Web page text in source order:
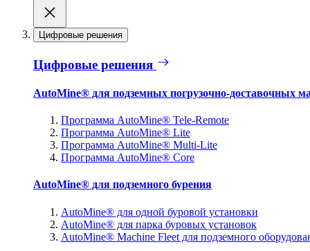
Цифровые решения
Цифровые решения
AutoMine® для подземных погрузочно-доставочных
Программа AutoMine® Tele-Remote
Программа AutoMine® Lite
Программа AutoMine® Multi-Lite
Программа AutoMine® Core
AutoMine® для подземного бурения
AutoMine® для одной буровой установки
AutoMine® для парка буровых установок
AutoMine® Machine Fleet для подземного